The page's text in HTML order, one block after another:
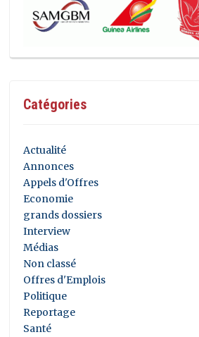
Catégories
Actualité
Annonces
Appels d'Offres
Economie
grands dossiers
Interview
Médias
Non classé
Offres d'Emplois
Politique
Reportage
Santé